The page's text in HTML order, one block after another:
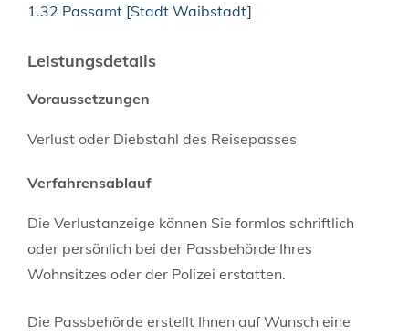
1.32 Passamt [Stadt Waibstadt]
Leistungsdetails
Voraussetzungen
Verlust oder Diebstahl des Reisepasses
Verfahrensablauf
Die Verlustanzeige können Sie formlos schriftlich
oder persönlich bei der Passbehörde Ihres
Wohnsitzes oder der Polizei erstatten.
Die Passbehörde erstellt Ihnen auf Wunsch eine